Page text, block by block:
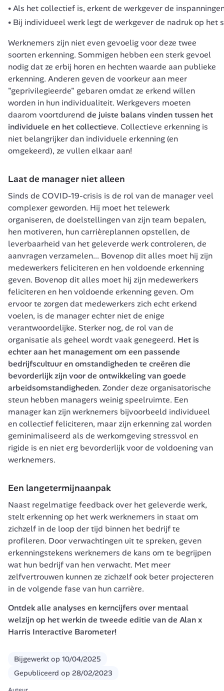
Als het collectief is, erkent de werkgever de
Bij individueel werk legt de werkgever de nadruk op het
Werknemers zijn niet even gevoelig voor deze twee
soorten erkenning. Sommigen hebben een sterk gevoel
nodig dat ze erbij horen en hechten waarde aan publieke
erkenning. Anderen geven de voorkeur aan meer
"geprivilegieerde" gebaren omdat ze erkend willen
worden in hun individualiteit. Werkgevers moeten
daarom voortdurend de juiste balans vinden tussen het
individuele en het collectieve. Collectieve erkenning is
niet belangrijker dan individuele erkenning (en
omgekeerd), ze vullen elkaar aan!
Laat de manager niet alleen
Sinds de COVID-19-crisis is de rol van de manager veel
complexer geworden. Hij moet het telewerk
organiseren, de doelstellingen van zijn team bepalen,
hen motiveren, hun carrièreplannen opstellen, de
leverbaarheid van het geleverde werk controleren, de
aanvragen verzamelen... Bovenop dit alles moet hij zijn
medewerkers feliciteren en hen voldoende erkenning
geven. Bovenop dit alles moet hij zijn medewerkers
feliciteren en hen voldoende erkenning geven. Om
ervoor te zorgen dat medewerkers zich echt erkend
voelen, is de manager echter niet de enige
verantwoordelijke. Sterker nog, de rol van de
organisatie als geheel wordt vaak genegeerd. Het is
echter aan het management om een passende
bedrijfscultuur en omstandigheden te creëren die
bevorderlijk zijn voor de ontwikkeling van goede
arbeidsomstandigheden. Zonder deze organisatorische
steun hebben managers weinig speelruimte. Een
manager kan zijn werknemers bijvoorbeeld individueel
en collectief feliciteren, maar zijn erkenning zal worden
geminimaliseerd als de werkomgeving stressvol en
rigide is en niet erg bevorderlijk voor de voldoening van
werknemers.
Een langetermijnaanpak
Naast regelmatige feedback over het geleverde werk,
stelt erkenning op het werk werknemers in staat om
zichzelf in de loop der tijd binnen het bedrijf te
profileren. Door verwachtingen uit te spreken, geven
erkenningstekens werknemers de kans om te begrijpen
wat hun bedrijf van hen verwacht. Met meer
zelfvertrouwen kunnen ze zichzelf ook beter projecteren
in de volgende fase van hun carrière.
Ontdek alle analyses en kerncijfers over mentaal
welzijn op het werkin de tweede editie van de Alan x
Harris Interactive Barometer!
Bijgewerkt op 10/04/2025
Gepubliceerd op 28/02/2023